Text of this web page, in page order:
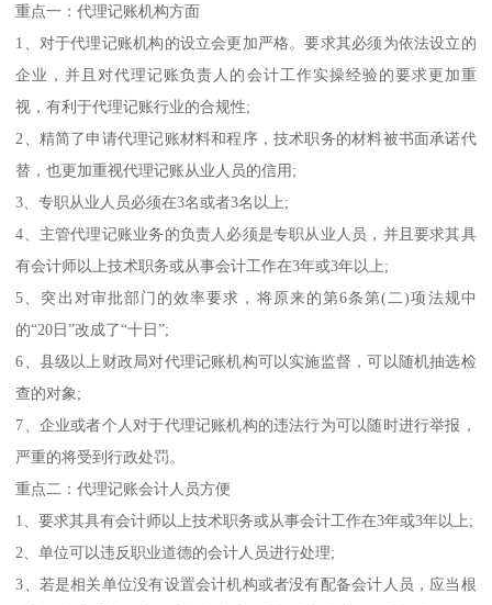
重点一：代理记账机构方面
1、对于代理记账机构的设立会更加严格。要求其必须为依法设立的
企业，并且对代理记账负责人的会计工作实操经验的要求更加重
视，有利于代理记账行业的合规性;
2、精简了申请代理记账材料和程序，技术职务的材料被书面承诺代
替，也更加重视代理记账从业人员的信用;
3、专职从业人员必须在3名或者3名以上;
4、主管代理记账业务的负责人必须是专职从业人员，并且要求其具
有会计师以上技术职务或从事会计工作在3年或3年以上;
5、突出对审批部门的效率要求，将原来的第6条第(二)项法规中
的“20日”改成了“十日”;
6、县级以上财政局对代理记账机构可以实施监督，可以随机抽选检
查的对象;
7、企业或者个人对于代理记账机构的违法行为可以随时进行举报，
严重的将受到行政处罚。
重点二：代理记账会计人员方便
1、要求其具有会计师以上技术职务或从事会计工作在3年或3年以上;
2、单位可以违反职业道德的会计人员进行处理;
3、若是相关单位没有设置会计机构或者没有配备会计人员，应当根